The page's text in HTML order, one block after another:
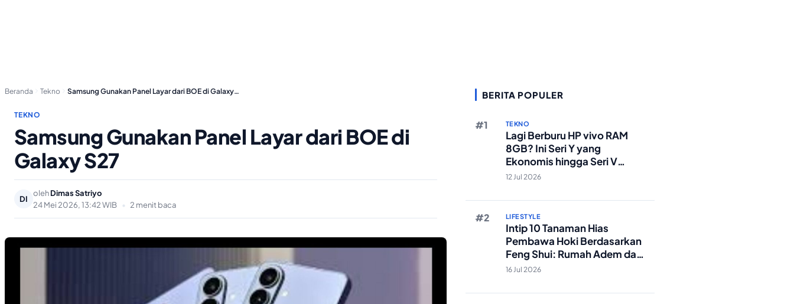
Beranda Tekno Samsung Gunakan Panel Layar dari BOE di Galaxy…
TEKNO
Samsung Gunakan Panel Layar dari BOE di
Galaxy S27
DI
olehDimas Satriyo
24 Mei 2026, 13:42 WIB
• 2 menit baca
BERITA POPULER
TEKNO
Lagi Berburu HP vivo RAM
8GB? Ini Seri Y yang
Ekonomis hingga Seri V
Berstandar Militer!
12 Jul 2026
LIFESTYLE
Intip 10 Tanaman Hias
Pembawa Hoki Berdasarkan
Feng Shui: Rumah Adem dan
Rezeki Lancar!
16 Jul 2026